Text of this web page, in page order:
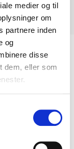
medier og til
om
partnere inden
og
disse
dem, eller som